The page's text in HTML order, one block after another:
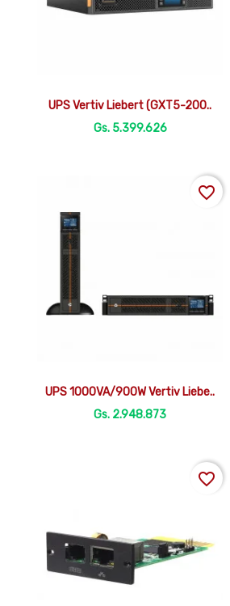
Vista rápida
UPS Vertiv Liebert (GXT5-200..
Gs. 5.399.626
Vista rápida
UPS 1000VA/900W Vertiv Liebe..
Gs. 2.948.873
favorite_border
favorite_border